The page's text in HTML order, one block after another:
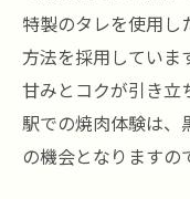
特製のタレを使用し
方法を採用していま
甘みとコクが引き立
駅での焼肉体験は、
の機会となりますの